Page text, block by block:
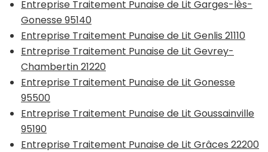
Entreprise Traitement Punaise de Lit Garges-lès-
Gonesse 95140
Entreprise Traitement Punaise de Lit Genlis 21110
Entreprise Traitement Punaise de Lit Gevrey-
Chambertin 21220
Entreprise Traitement Punaise de Lit Gonesse
95500
Entreprise Traitement Punaise de Lit Goussainville
95190
Entreprise Traitement Punaise de Lit Grâces 22200